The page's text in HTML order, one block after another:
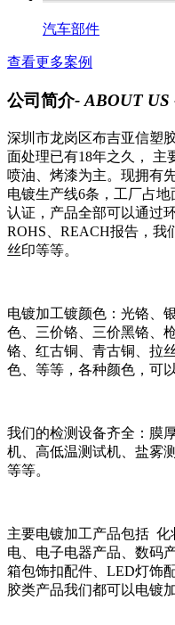
汽车部件
查看更多案例
公司简介- ABOUT US
深圳市龙岗区布吉亚信塑
面处理已有18年之久， 主
喷油、烤漆为主。现拥有
电镀生产线6条，工厂占地
认证，产品全部可以通过
ROHS、REACH报告，我
丝印等等。
电镀加工镀颜色：光铬、
色、三价铬、三价黑铬、
铬、红古铜、青古铜、拉
色、等等，各种颜色，可
我们的检测设备齐全：膜
机、高低温测试机、盐雾
等等。
主要电镀加工产品包括
电、电子电器产品、数码
箱包饰扣配件、LED灯饰
胶类产品我们都可以电镀加